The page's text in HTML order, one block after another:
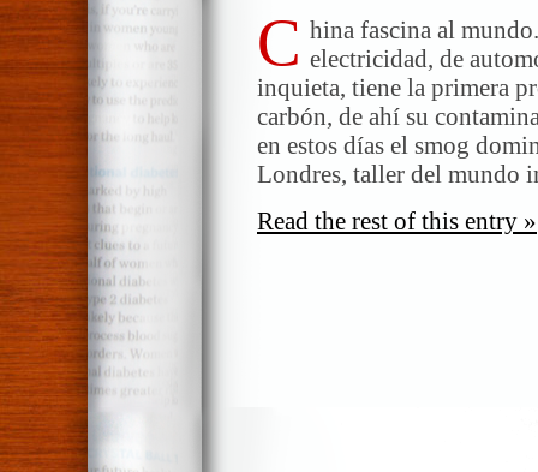
vuelve
a
gran
potencia
C hina fascina al
electricidad, de
inquieta, tiene la primera
carbón, de ahí su
en estos días el smog
Londres, taller del
Read the rest of this entry »